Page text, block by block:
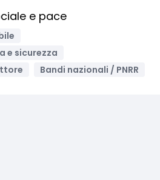
e pace
e sicurezza
Bandi nazionali / PNRR